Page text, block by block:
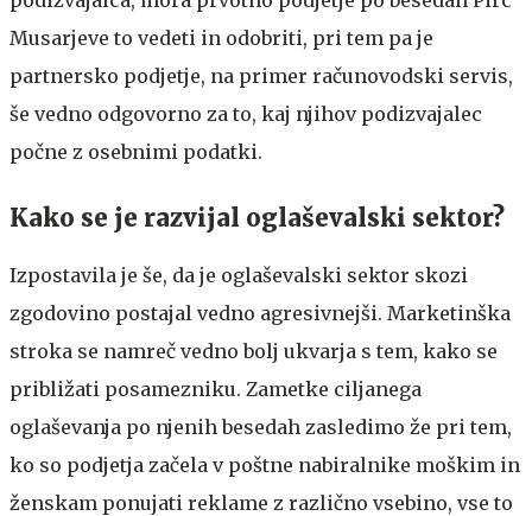
Musarjeve to vedeti in odobriti, pri tem pa je
partnersko podjetje, na primer računovodski servis,
še vedno odgovorno za to, kaj njihov podizvajalec
počne z osebnimi podatki.
Kako se je razvijal oglaševalski sektor?
Izpostavila je še, da je oglaševalski sektor skozi
zgodovino postajal vedno agresivnejši. Marketinška
stroka se namreč vedno bolj ukvarja s tem, kako se
približati posamezniku. Zametke ciljanega
oglaševanja po njenih besedah zasledimo že pri tem,
ko so podjetja začela v poštne nabiralnike moškim in
ženskam ponujati reklame z različno vsebino, vse to